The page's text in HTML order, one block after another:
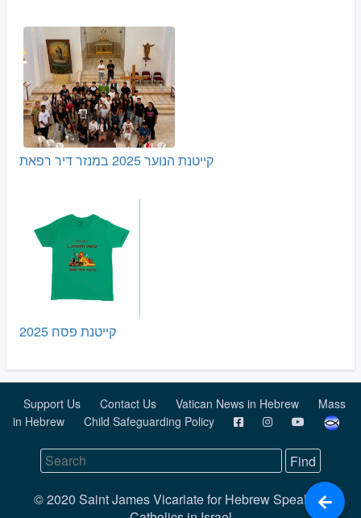
קייטנת הנוער 2025 במנזר דיר רפאת
קייטנת פסח 2025
Support Us Contact Us Vatican News in Hebrew
Mass
in Hebrew
Child Safeguarding Policy
© 2020 Saint James Vicariate for Hebrew Speaking